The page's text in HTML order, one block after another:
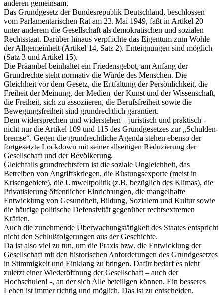
anderen gemeinsam.
Das Grundgesetz der Bundesrepublik Deutschland, beschlossen
vom Parlamentarischen Rat am 23. Mai 1949, faßt in Artikel 20
unter anderem die Gesellschaft als demokratischen und sozialen
Rechtsstaat. Darüber hinaus verpflichte das Eigentum zum Wohle
der Allgemeinheit (Artikel 14, Satz 2). Enteignungen sind möglich
(Satz 3 und Artikel 15).
Die Präambel beinhaltet ein Friedensgebot, am Anfang der
Grundrechte steht normativ die Würde des Menschen. Die
Gleichheit vor dem Gesetz, die Entfaltung der Persönlichkeit, die
Freiheit der Meinung, der Medien, der Kunst und der Wissenschaft,
die Freiheit, sich zu assoziieren, die Berufsfreiheit sowie die
Bewegungsfreiheit sind grundrechtlich garantiert.
Dem widersprechen und widerstehen – juristisch und praktisch -
nicht nur die Artikel 109 und 115 des Grundgesetzes zur „Schulden-
bremse“. Gegen die grundrechtliche Agenda stehen ebenso der
fortgesetzte Lockdown mit seiner allseitigen Reduzierung der
Gesellschaft und der Bevölkerung.
Gleichfalls grundrechtsfern ist die soziale Ungleichheit, das
Betreiben von Angriffskriegen, die Rüstungsexporte (meist in
Krisengebiete), die Umweltpolitik (z.B. bezüglich des Klimas), die
Privatisierung öffentlicher Einrichtungen, die mangelhafte
Entwicklung von Gesundheit, Bildung, Sozialem und Kultur sowie
die häufige politische Defensivität gegenüber rechtsextremen
Kräften.
Auch die zunehmende Überwachungstätigkeit des Staates entspricht
nicht den Schlußfolgerungen aus der Geschichte.
Da ist also viel zu tun, um die Praxis bzw. die Entwicklung der
Gesellschaft mit den historischen Anforderungen des Grundgesetzes
in Stimmigkeit und Einklang zu bringen. Dafür bedarf es nicht
zuletzt einer Wiederöffnung der Gesellschaft – auch der
Hochschulen! -, an der sich Alle beteiligen können. Ein besseres
Leben ist immer richtig und möglich. Das ist zu entscheiden.